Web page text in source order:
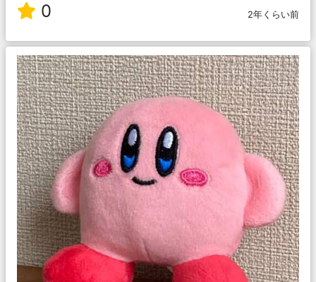
0 2年くらい前